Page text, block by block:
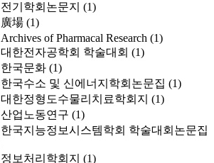
전기학회논문지 (1)
廣場 (1)
Archives of Pharmacal Research (1)
대한전자공학회 학술대회 (1)
한국문화 (1)
한국수소 및 신에너지학회논문집 (1)
대한정형도수물리치료학회지 (1)
산업노동연구 (1)
한국지능정보시스템학회 학술대회논문집
정보처리학회지 (1)